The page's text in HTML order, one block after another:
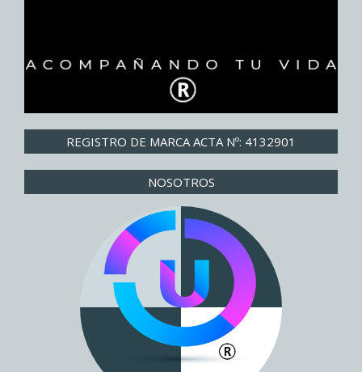
REGISTRO DE MARCA ACTA Nº: 4132901
NOSOTROS